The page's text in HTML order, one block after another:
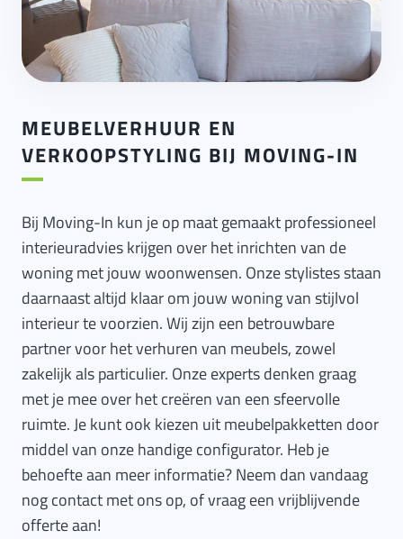
MEUBELVERHUUR EN
VERKOOPSTYLING BIJ MOVING-IN
Bij Moving-In kun je op maat gemaakt professioneel
interieuradvies krijgen over het inrichten van de
woning met jouw woonwensen. Onze stylistes staan
daarnaast altijd klaar om jouw woning van stijlvol
interieur te voorzien. Wij zijn een betrouwbare
partner voor het verhuren van meubels, zowel
zakelijk als particulier. Onze experts denken graag
met je mee over het creëren van een sfeervolle
ruimte. Je kunt ook kiezen uit meubelpakketten door
middel van onze handige configurator. Heb je
behoefte aan meer informatie? Neem dan vandaag
nog contact met ons op, of vraag een vrijblijvende
offerte aan!